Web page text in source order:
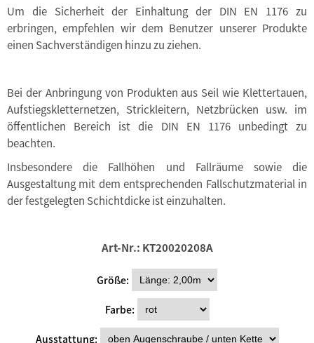
Um die Sicherheit der Einhaltung der DIN EN 1176 zu
erbringen, empfehlen wir dem Benutzer unserer Produkte
einen Sachverständigen hinzu zu ziehen.
Bei der Anbringung von Produkten aus Seil wie Klettertauen,
Aufstiegskletternetzen, Strickleitern, Netzbrücken usw. im
öffentlichen Bereich ist die DIN EN 1176 unbedingt zu
beachten.
Insbesondere die Fallhöhen und Fallräume sowie die
Ausgestaltung mit dem entsprechenden Fallschutzmaterial in
der festgelegten Schichtdicke ist einzuhalten.
Art-Nr.: KT20020208A
Größe
Farbe
Ausstattung